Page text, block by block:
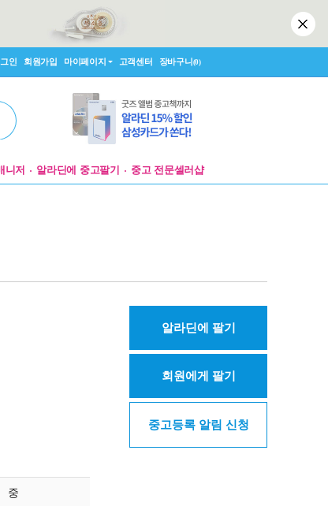
인 회원가입 마이페이지 고객센터 장바구니(0)
니저 알라딘에 중고팔기 중고 전문셀러샵
중
알라딘에 팔기
회원에게 팔기
중고등록 알림 신청